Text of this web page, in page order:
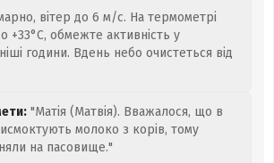
вітер до 6 м/с. На термометрі
+33°C, обмежте активність у
години. Вдень небо очистеться від
"Матія (Матвія). Вважалося, що в
молоко з корів, тому
на пасовище."